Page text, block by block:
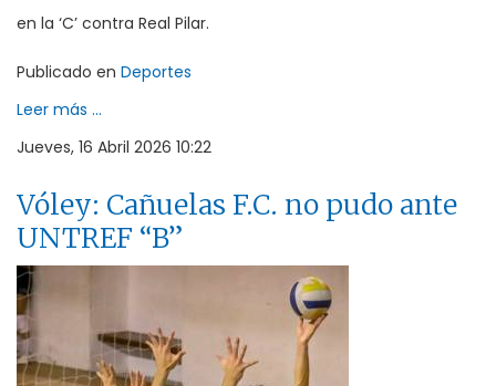
en la ‘C’ contra Real Pilar.
Publicado en Deportes
Leer más ...
Jueves, 16 Abril 2026 10:22
Vóley: Cañuelas F.C. no pudo ante
UNTREF “B”